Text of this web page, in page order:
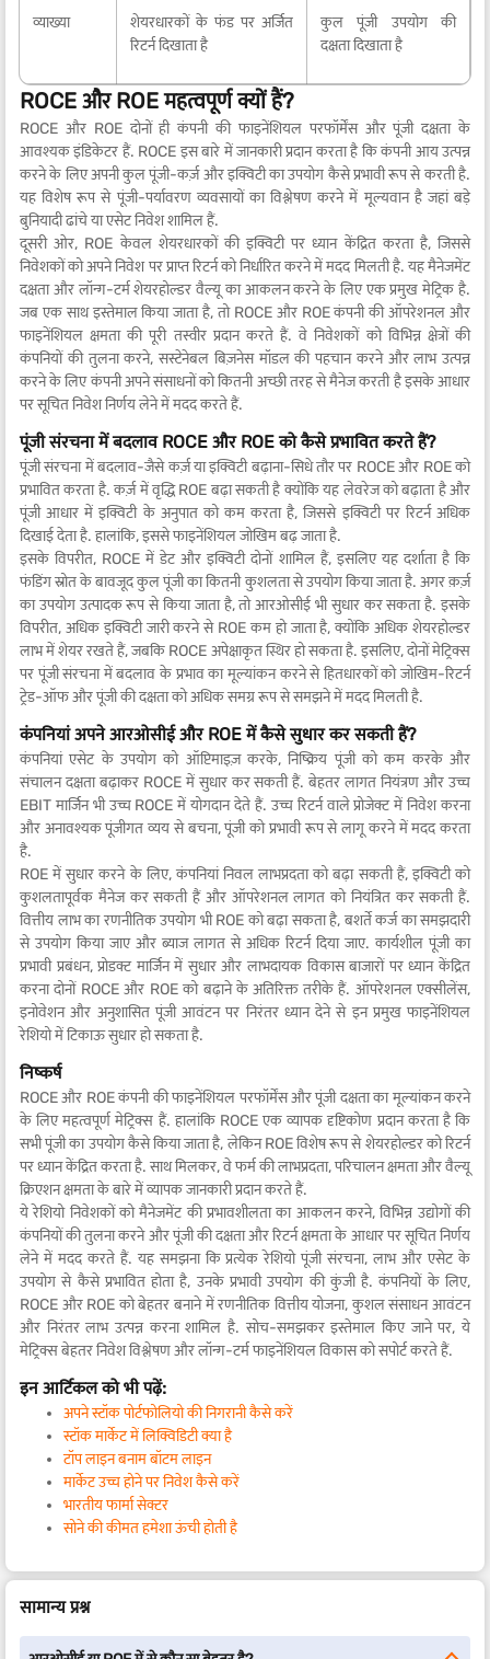
व्याख्या
शेयरधारकों के फंड पर अर्जित
रिटर्न दिखाता है
कुल पूंजी उपयोग की
दक्षता दिखाता है
ROCE और ROE महत्वपूर्ण क्यों हैं?
ROCE और ROE दोनों ही कंपनी की फाइनेंशियल परफॉर्मेंस और पूंजी दक्षता के
आवश्यक इंडिकेटर हैं. ROCE इस बारे में जानकारी प्रदान करता है कि कंपनी आय उत्पन्न
करने के लिए अपनी कुल पूंजी-कर्ज़ और इक्विटी का उपयोग कैसे प्रभावी रूप से करती है.
यह विशेष रूप से पूंजी-पर्यावरण व्यवसायों का विश्लेषण करने में मूल्यवान है जहां बड़े
बुनियादी ढांचे या एसेट निवेश शामिल हैं.
दूसरी ओर, ROE केवल शेयरधारकों की इक्विटी पर ध्यान केंद्रित करता है, जिससे
निवेशकों को अपने निवेश पर प्राप्त रिटर्न को निर्धारित करने में मदद मिलती है. यह मैनेजमेंट
दक्षता और लॉन्ग-टर्म शेयरहोल्डर वैल्यू का आकलन करने के लिए एक प्रमुख मेट्रिक है.
जब एक साथ इस्तेमाल किया जाता है, तो ROCE और ROE कंपनी की ऑपरेशनल और
फाइनेंशियल क्षमता की पूरी तस्वीर प्रदान करते हैं. वे निवेशकों को विभिन्न क्षेत्रों की
कंपनियों की तुलना करने, सस्टेनेबल बिज़नेस मॉडल की पहचान करने और लाभ उत्पन्न
करने के लिए कंपनी अपने संसाधनों को कितनी अच्छी तरह से मैनेज करती है इसके आधार
पर सूचित निवेश निर्णय लेने में मदद करते हैं.
पूंजी संरचना में बदलाव ROCE और ROE को कैसे प्रभावित करते हैं?
पूंजी संरचना में बदलाव-जैसे कर्ज़ या इक्विटी बढ़ाना-सिधे तौर पर ROCE और ROE को
प्रभावित करता है. कर्ज़ में वृद्धि ROE बढ़ा सकती है क्योंकि यह लेवरेज को बढ़ाता है और
पूंजी आधार में इक्विटी के अनुपात को कम करता है, जिससे इक्विटी पर रिटर्न अधिक
दिखाई देता है. हालांकि, इससे फाइनेंशियल जोखिम बढ़ जाता है.
इसके विपरीत, ROCE में डेट और इक्विटी दोनों शामिल हैं, इसलिए यह दर्शाता है कि
फंडिंग स्रोत के बावजूद कुल पूंजी का कितनी कुशलता से उपयोग किया जाता है. अगर क़र्ज़
का उपयोग उत्पादक रूप से किया जाता है, तो आरओसीई भी सुधार कर सकता है. इसके
विपरीत, अधिक इक्विटी जारी करने से ROE कम हो जाता है, क्योंकि अधिक शेयरहोल्डर
लाभ में शेयर रखते हैं, जबकि ROCE अपेक्षाकृत स्थिर हो सकता है. इसलिए, दोनों मेट्रिक्स
पर पूंजी संरचना में बदलाव के प्रभाव का मूल्यांकन करने से हितधारकों को जोखिम-रिटर्न
ट्रेड-ऑफ और पूंजी की दक्षता को अधिक समग्र रूप से समझने में मदद मिलती है.
कंपनियां अपने आरओसीई और ROE में कैसे सुधार कर सकती हैं?
कंपनियां एसेट के उपयोग को ऑप्टिमाइज़ करके, निष्क्रिय पूंजी को कम करके और
संचालन दक्षता बढ़ाकर ROCE में सुधार कर सकती हैं. बेहतर लागत नियंत्रण और उच्च
EBIT मार्जिन भी उच्च ROCE में योगदान देते हैं. उच्च रिटर्न वाले प्रोजेक्ट में निवेश करना
और अनावश्यक पूंजीगत व्यय से बचना, पूंजी को प्रभावी रूप से लागू करने में मदद करता
है.
ROE में सुधार करने के लिए, कंपनियां निवल लाभप्रदता को बढ़ा सकती हैं, इक्विटी को
कुशलतापूर्वक मैनेज कर सकती हैं और ऑपरेशनल लागत को नियंत्रित कर सकती हैं.
वित्तीय लाभ का रणनीतिक उपयोग भी ROE को बढ़ा सकता है, बशर्ते कर्ज का समझदारी
से उपयोग किया जाए और ब्याज लागत से अधिक रिटर्न दिया जाए. कार्यशील पूंजी का
प्रभावी प्रबंधन, प्रोडक्ट मार्जिन में सुधार और लाभदायक विकास बाजारों पर ध्यान केंद्रित
करना दोनों ROCE और ROE को बढ़ाने के अतिरिक्त तरीके हैं. ऑपरेशनल एक्सीलेंस,
इनोवेशन और अनुशासित पूंजी आवंटन पर निरंतर ध्यान देने से इन प्रमुख फाइनेंशियल
रेशियो में टिकाऊ सुधार हो सकता है.
निष्कर्ष
ROCE और ROE कंपनी की फाइनेंशियल परफॉर्मेंस और पूंजी दक्षता का मूल्यांकन करने
के लिए महत्वपूर्ण मेट्रिक्स हैं. हालांकि ROCE एक व्यापक दृष्टिकोण प्रदान करता है कि
सभी पूंजी का उपयोग कैसे किया जाता है, लेकिन ROE विशेष रूप से शेयरहोल्डर को रिटर्न
पर ध्यान केंद्रित करता है. साथ मिलकर, वे फर्म की लाभप्रदता, परिचालन क्षमता और वैल्यू
क्रिएशन क्षमता के बारे में व्यापक जानकारी प्रदान करते हैं.
ये रेशियो निवेशकों को मैनेजमेंट की प्रभावशीलता का आकलन करने, विभिन्न उद्योगों की
कंपनियों की तुलना करने और पूंजी की दक्षता और रिटर्न क्षमता के आधार पर सूचित निर्णय
लेने में मदद करते हैं. यह समझना कि प्रत्येक रेशियो पूंजी संरचना, लाभ और एसेट के
उपयोग से कैसे प्रभावित होता है, उनके प्रभावी उपयोग की कुंजी है. कंपनियों के लिए,
ROCE और ROE को बेहतर बनाने में रणनीतिक वित्तीय योजना, कुशल संसाधन आवंटन
और निरंतर लाभ उत्पन्न करना शामिल है. सोच-समझकर इस्तेमाल किए जाने पर, ये
मेट्रिक्स बेहतर निवेश विश्लेषण और लॉन्ग-टर्म फाइनेंशियल विकास को सपोर्ट करते हैं.
इन आर्टिकल को भी पढ़ें:
अपने स्टॉक पोर्टफोलियो की निगरानी कैसे करें
स्टॉक मार्केट में लिक्विडिटी क्या है
टॉप लाइन बनाम बॉटम लाइन
मार्केट उच्च होने पर निवेश कैसे करें
भारतीय फार्मा सेक्टर
सोने की कीमत हमेशा ऊंची होती है
सामान्य प्रश्न